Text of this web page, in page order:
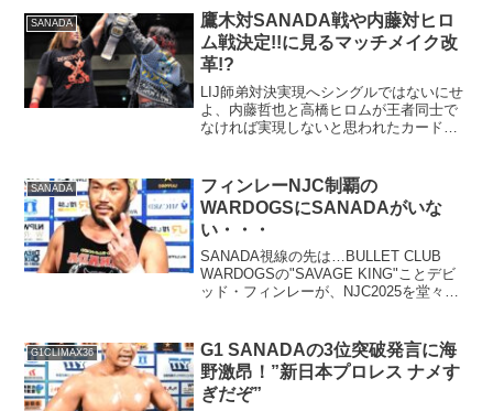
SANADA
鷹木対SANADA戦や内藤対ヒロ
ム戦決定!!に見るマッチメイク改
革!?
LIJ師弟対決実現へシングルではないにせ
よ、内藤哲也と高橋ヒロムが王者同士で
なければ実現しないと思われたカードが
る鷹木信悟対SANADA戦。更には、互い
に待ち望んでいた...
SANADA
フィンレーNJC制覇の
WARDOGSにSANADAがいな
い・・・
SANADA視線の先は…BULLET CLUB
WARDOGSの"SAVAGE KING"ことデビ
ッド・フィンレーが、NJC2025を堂々制
新加入の石森太二が勢揃いし、...
G1CLIMAX36
G1 SANADAの3位突破発言に海
野激昂！”新日本プロレス ナメす
ぎだぞ”